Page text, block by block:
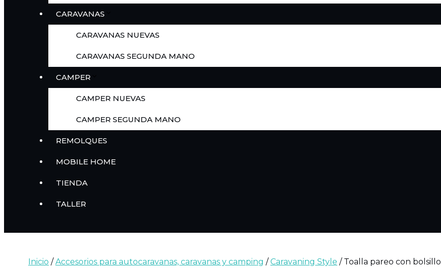
CARAVANAS
CARAVANAS NUEVAS
CARAVANAS SEGUNDA MANO
CAMPER
CAMPER NUEVAS
CAMPER SEGUNDA MANO
REMOLQUES
MOBILE HOME
TIENDA
TALLER
Inicio /Accesorios para autocaravanas, caravanas y camping /Caravaning Style / Toalla pareo con bolsillo